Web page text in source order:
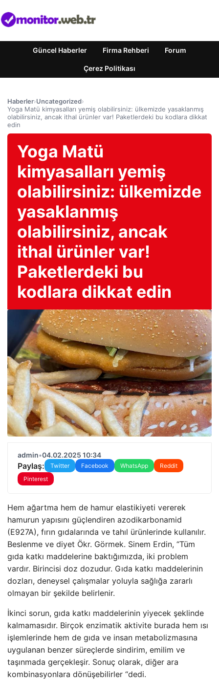
Güncel Haberler Firma Rehberi Forum
Çerez Politikası
Haberler›Uncategorized›
Yoga Matü kimyasalları yemiş olabilirsiniz: ülkemizde yasaklanmış
olabilirsiniz, ancak ithal ürünler var! Paketlerdeki bu kodlara dikkat
edin
Yoga Matü
kimyasalları yemiş
olabilirsiniz: ülkemizde
yasaklanmış
olabilirsiniz, ancak
ithal ürünler var!
Paketlerdeki bu
kodlara dikkat edin
admin•04.02.2025 10:34
Paylaş: Twitter Facebook WhatsApp
Reddit
Pinterest
Hem ağartma hem de hamur elastikiyeti vererek
hamurun yapısını güçlendiren azodikarbonamid
(E927A), fırın gıdalarında ve tahıl ürünlerinde kullanılır.
Beslenme ve diyet Ökr. Görmek. Sinem Erdin, “Tüm
gıda katkı maddelerine baktığımızda, iki problem
vardır. Birincisi doz dozudur. Gıda katkı maddelerinin
dozları, deneysel çalışmalar yoluyla sağlığa zararlı
olmayan bir şekilde belirlenir.
İkinci sorun, gıda katkı maddelerinin yiyecek şeklinde
kalmamasıdır. Birçok enzimatik aktivite burada hem ısı
işlemlerinde hem de gıda ve insan metabolizmasına
uygulanan benzer süreçlerde sindirim, emilim ve
taşınmada gerçekleşir. Sonuç olarak, diğer ara
kombinasyonlara dönüşebilirler “dedi.